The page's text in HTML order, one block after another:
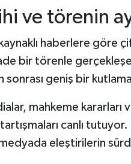
ve törenin
haberlere göre
bir törenle
sonrası geniş bir
mahkeme kararları
canlı
eleştirilerin